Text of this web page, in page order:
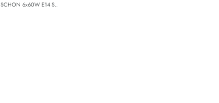
SCHON 6x60W E14 S..